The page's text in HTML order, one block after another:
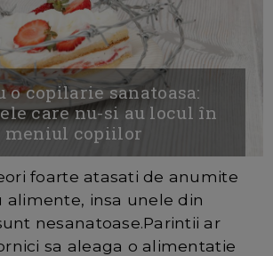
o copilarie sanatoasa:
care nu-si au locul în
meniul copiilor
foarte atasati de anumite
alimente, insa unele din
nesanatoase.Parintii ar
sa aleaga o alimentatie